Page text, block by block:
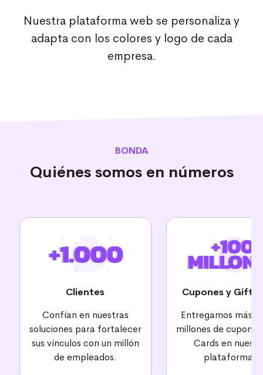
Nuestra plataforma web se personaliza y
adapta con los colores y logo de cada
empresa.
BONDA
Quiénes somos en números
Clientes
Confían en nuestras
soluciones para fortalecer
sus vínculos con un millón
de empleados.
Cupones y Gift
Entregamos más
millones de
Cards en
plataformas.